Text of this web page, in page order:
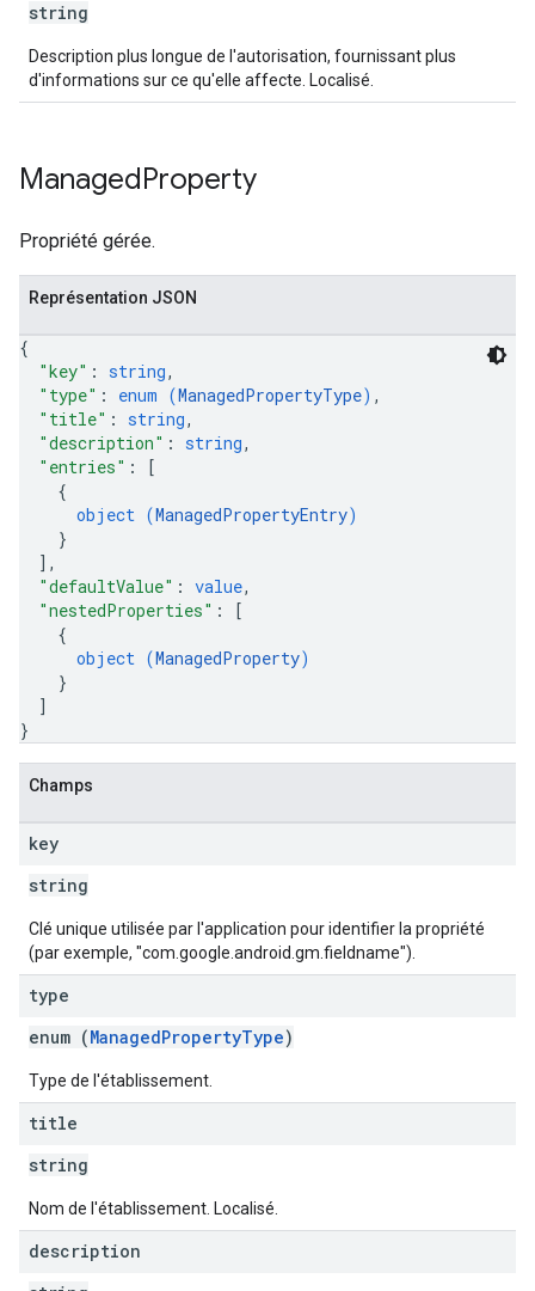
string
Description plus longue de l'autorisation, fournissant plus
d'informations sur ce qu'elle affecte. Localisé.
ManagedProperty
Propriété gérée.
Représentation JSON
{
"key" : string,
"type" : enum (ManagedPropertyType) ,
"title" : string,
"description" : string,
"entries" :
[
{
object (ManagedPropertyEntry)
}
] ,
"defaultValue" : value,
"nestedProperties" :
[
{
object (ManagedProperty)
}
]
}
Champs
key
string
Clé unique utilisée par l'application pour identifier la propriété
(par exemple, "com.google.android.gm.fieldname").
type
enum (ManagedPropertyType)
Type de l'établissement.
title
string
Nom de l'établissement. Localisé.
description